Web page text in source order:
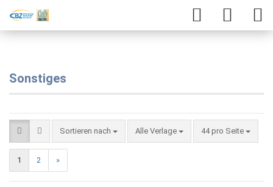
Sonstiges
Sortieren nach Alle Verlage 44 pro Seite
1 2 »